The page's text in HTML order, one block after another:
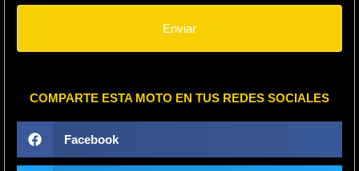
Enviar
COMPARTE ESTA MOTO EN TUS REDES SOCIALES
Facebook